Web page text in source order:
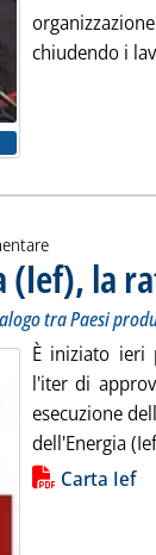
chiudendo i
(Ief), la
tra Paesi
È iniziato ieri
l'iter di
esecuzione
dell'Energia
alla notizia
Carta Ief